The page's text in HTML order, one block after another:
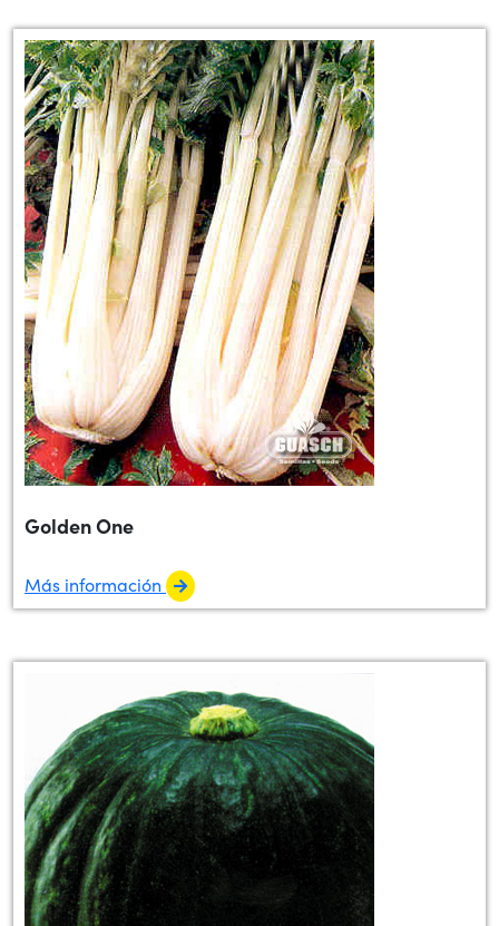
Golden One
Más información